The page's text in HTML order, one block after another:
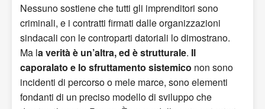
Nessuno sostiene che tutti gli imprenditori sono
criminali, e i contratti firmati dalle organizzazioni
sindacali con le controparti datoriali lo dimostrano.
Ma la verità è un’altra, ed è strutturale. Il
caporalato e lo sfruttamento sistemico non sono
incidenti di percorso o mele marce, sono elementi
fondanti di un preciso modello di sviluppo che